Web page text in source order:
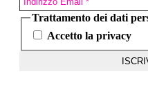
Trattamento dei dati
Accetto la privacy